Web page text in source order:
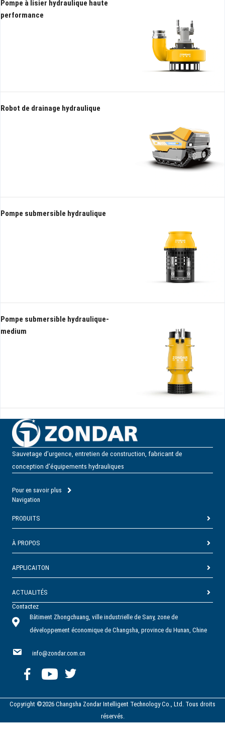
Pompe à lisier hydraulique haute
performance
Robot de drainage hydraulique
Pompe submersible hydraulique
Pompe submersible hydraulique-
medium
Sauvetage d’urgence, entretien de construction, fabricant de
conception d’équipements hydrauliques
Pour en savoir plus
Navigation
PRODUITS
À PROPOS
APPLICAITON
ACTUALITÉS
Contactez
Bâtiment Zhongchuang, ville industrielle de Sany, zone de
développement économique de Changsha, province du Hunan, Chine
info@zondar.com.cn
Copyright ©2026 Changsha Zondar Intelligent Technology Co., Ltd. Tous droits
réservés.